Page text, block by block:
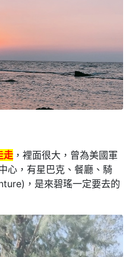
走 ，裡面很大，曾為美國軍
心，有星巴克、餐廳、騎
，是來碧瑤一定要去的